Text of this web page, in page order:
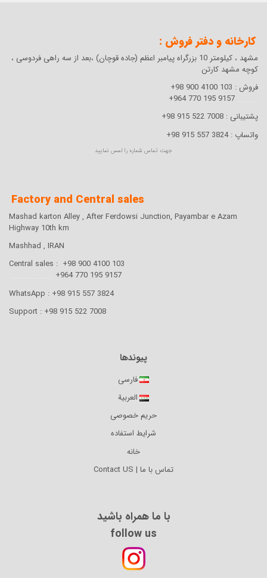
کارخانه و دفتر فروش :
مشهد ، کیلومتر 10 بزرگراه پیامبر اعظم (جاده قوچان) ،بعد از سه راهی فردوسی ،
کوچه مشهد کارتن
فروش : 103 4100 900 98+
9157 195 770 964+
پشتیبانی : 7008 522 915 98+
واتساپ :3824 557 915 98+
جهت تماس شماره را لمس نمایید
Factory and Central sales
Mashad karton Alley , After Ferdowsi Junction, Payambar e Azam
Highway 10th km
Mashhad , IRAN
Central sales : +98 900 4100 103
9157 195 770 964+
WhatsApp : +98 915 557 3824
Support : +98 915 522 7008
پیوندها
فارسی
العربية
حریم خصوصی
شرایط استفاده
خانه
تماس با ما | Contact US
با ما همراه باشید
follow us